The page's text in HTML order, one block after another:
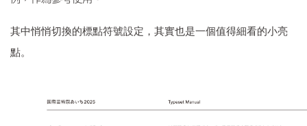
其中悄悄切換的標點符號設定，其實也是一個值得細看的小亮
點。